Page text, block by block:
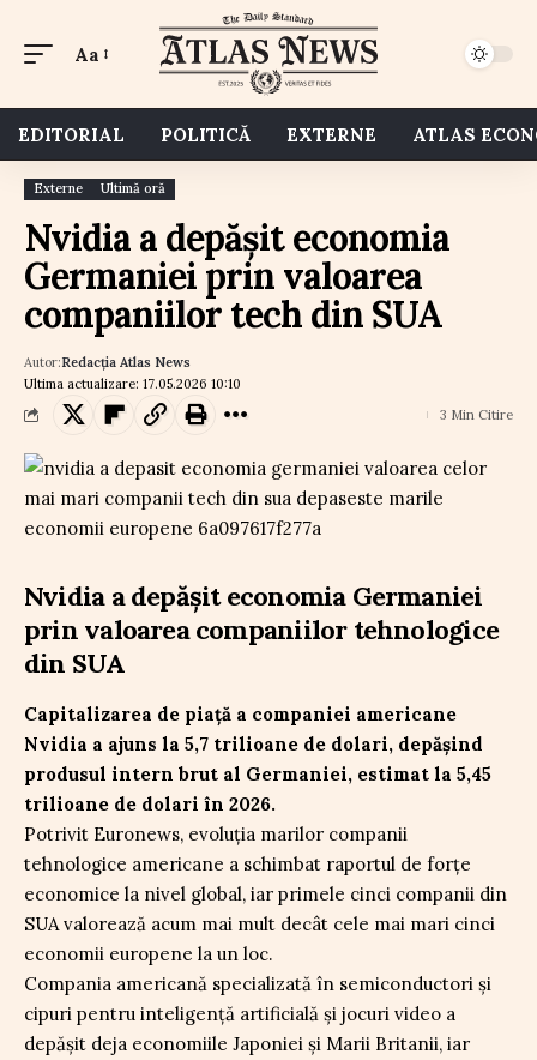
Aa
EDITORIAL POLITICĂ EXTERNE ATLAS
Externe Ultimă oră
Nvidia a depășit economia
Germaniei prin valoarea
companiilor tech din SUA
Ultima actualizare: 17.05.2026 10:10
Autor:Redacția Atlas News
3 Min Citire
Nvidia a depășit economia Germaniei
prin valoarea companiilor tehnologice
din SUA
Capitalizarea de piață a companiei americane
Nvidia a ajuns la 5,7 trilioane de dolari, depășind
produsul intern brut al Germaniei, estimat la 5,45
trilioane de dolari în 2026.
Potrivit Euronews, evoluția marilor companii
tehnologice americane a schimbat raportul de forțe
economice la nivel global, iar primele cinci companii din
SUA valorează acum mai mult decât cele mai mari cinci
economii europene la un loc.
Compania americană specializată în semiconductori și
cipuri pentru inteligență artificială și jocuri video a
depășit deja economiile Japoniei și Marii Britanii, iar